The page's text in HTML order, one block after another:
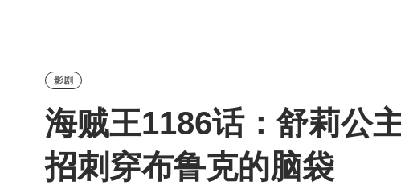
影剧
海贼王1186话：舒莉公
招刺穿布鲁克的脑袋